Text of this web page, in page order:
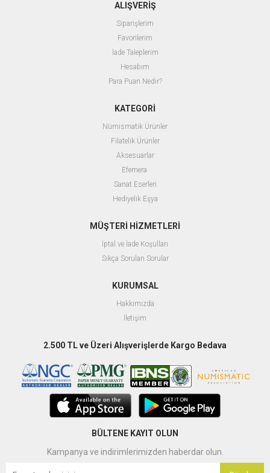
ALIŞVERİŞ
Siparişlerim
Favorilerim
İade Taleplerim
Hesabım
Para Puan Nedir?
KATEGORİ
Nümismatik Ürünler
Filatelik Ürünler
Aksesuarlar
Efemera
Sanat Eserleri
Hediyelik Eşya
MÜŞTERİ HİZMETLERİ
İptal ve İade Koşulları
Sıkça Sorulan Sorular
KURUMSAL
Hakkımızda
İletişim
2.500 TL ve Üzeri Alışverişlerde Kargo Bedava
BÜLTENE KAYIT OLUN
Kampanya ve indirimlerimizden haberdar olun.